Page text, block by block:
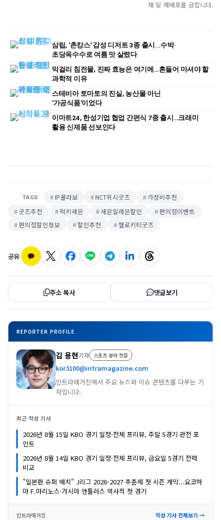
재 및 재배포를 금합니다.
삼립, '촌캉스' 감성 디저트 3종 출시...수박·
초당옥수수로 여름 맛 살렸다
막걸리 침전물, 진짜 효능은 여기에…흔들어 마셔야 할
과학적 이유
스테비아 토마토의 진실, 농산물 아닌
'가공식품'이었다
이마트24, 한성기업 협업 간편식 7종 출시…크래미
활용 신제품 선보인다
TAGS IP콜라보 NCT위시굿즈
가성비추천
굿즈추천
럭키세븐 세븐일레븐할인
편의점이벤트
편의점할인정보
할인추천 헬로키티굿즈
공유
주소 복사 댓글보기
REPORTER PROFILE
김 용현기자 스포츠 분야 전문
kor3100@intramagazine.com
인트라매거진에서 주요 뉴스와 이슈 콘텐츠를 다루는 기
자입니다.
최근 작성 기사
2026년 8월 15일 KBO 경기 일정·전체 프리뷰, 주말 5경기 관전 포
인트
2026년 8월 14일 KBO 경기 일정·전체 프리뷰, 금요일 5경기 전력
비교
"일본판 슈퍼 매치" J리그 2026-2027 추춘제 첫 시즌 개막...요코하
마 F.마리노스·가시마 앤틀러스 역사적 첫 경기
인트라매거진 작성 기사 전체보기 →